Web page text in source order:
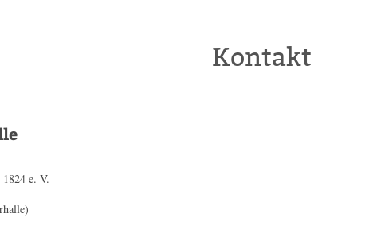
Kontakt
e. V.